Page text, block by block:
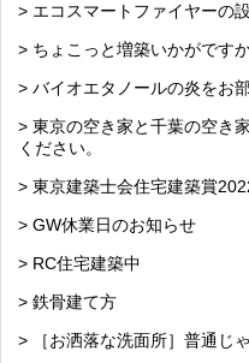
> エコスマートファイヤーの
> ちょこっと増築いかがですか
> バイオエタノールの炎をお部
> 東京の空き家と千葉の空き
ください。
> 東京建築士会住宅建築賞
> GW休業日のお知らせ
> RC住宅建築中
> 鉄骨建て方
> ［お洒落な洗面所］普通じ